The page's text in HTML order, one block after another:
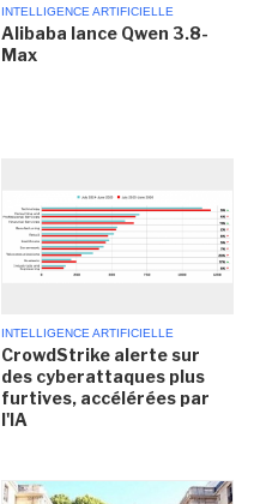
INTELLIGENCE ARTIFICIELLE
Alibaba lance Qwen 3.8-
Max
INTELLIGENCE ARTIFICIELLE
CrowdStrike alerte sur
des cyberattaques plus
furtives, accélérées par
l'IA